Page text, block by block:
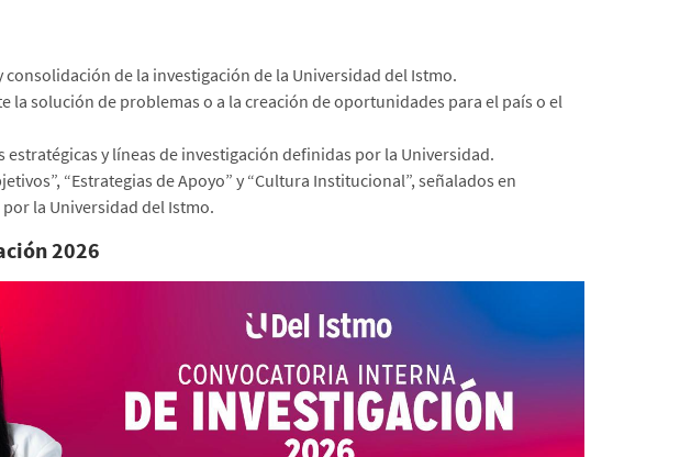
de la investigación de la Universidad del Istmo.
la solución de problemas o a la creación de oportunidades para el país o el
estratégicas y líneas de investigación definidas por la Universidad.
“Estrategias de Apoyo” y “Cultura Institucional”, señalados en
la Universidad del Istmo.
2026